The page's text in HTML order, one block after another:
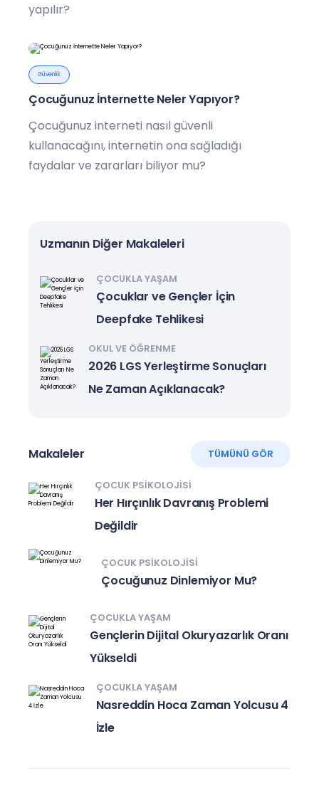
yapılır?
Güvenlik
Çocuğunuz İnternette Neler Yapıyor?
Çocuğunuz interneti nasıl güvenli
kullanacağını, internetin ona sağladığı
faydalar ve zararları biliyor mu?
Uzmanın Diğer Makaleleri
ÇOCUKLA YAŞAM
Çocuklar ve Gençler İçin
Deepfake Tehlikesi
OKUL VE ÖĞRENME
2026 LGS Yerleştirme Sonuçları
Ne Zaman Açıklanacak?
Makaleler TÜMÜNÜ GÖR
ÇOCUK PSIKOLOJISI
Her Hırçınlık Davranış Problemi
Değildir
ÇOCUK PSIKOLOJISI
Çocuğunuz Dinlemiyor Mu?
ÇOCUKLA YAŞAM
Gençlerin Dijital Okuryazarlık Oranı
Yükseldi
ÇOCUKLA YAŞAM
Nasreddin Hoca Zaman Yolcusu 4
İzle